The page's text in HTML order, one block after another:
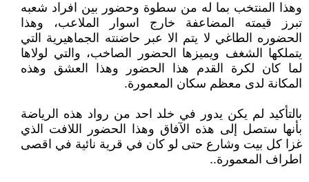
وهذا المنتخب بما له من سطوة وحضور بين افراد شعبه
تبرز قيمته المضاعفة خارج اسوار الملاعب، وهذا
الحضوره الطاغي لا يتم الا عبر حاضنته الجماهيرية التي
يتملكها الشغف ويميزها الحضور الصاخب، والتي لولاها
لما كان لكرة القدم هذا الحضور وهذا العشق وهذه
المكانة لدى معظم سكان المعمورة.
بالتأكيد لم يكن يدور في خلد احد من رواد هذه الرياضة
بأنها ستصل إلى هذه الآفاق وهذا الحضور اللافت الذي
غزا كل بيت وشارع حتى لو كان في قرية نائية في اقصى
اطراف المعمورة..